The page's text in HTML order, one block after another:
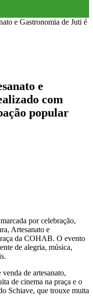
e Gastronomia de Juti é
e
com
popular
por celebração,
Artesanato e
da COHAB. O evento
de alegria, música,
de artesanato,
de cinema na praça e o
Schiave, que trouxe muita